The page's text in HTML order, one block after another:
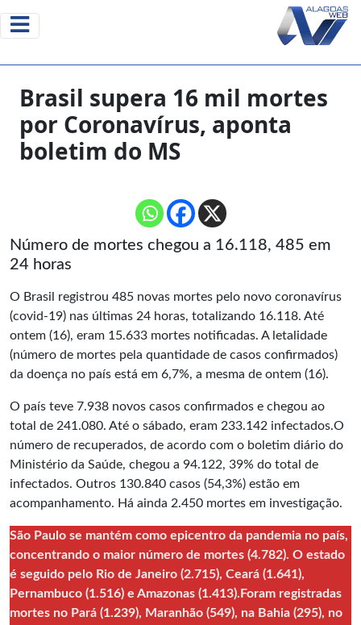
Brasil supera 16 mil mortes
por Coronavírus, aponta
boletim do MS
Número de mortes chegou a 16.118, 485 em
24 horas
O Brasil registrou 485 novas mortes pelo novo coronavírus
(covid-19) nas últimas 24 horas, totalizando 16.118. Até
ontem (16), eram 15.633 mortes notificadas. A letalidade
(número de mortes pela quantidade de casos confirmados)
da doença no país está em 6,7%, a mesma de ontem (16).
O país teve 7.938 novos casos confirmados e chegou ao
total de 241.080. Até o sábado, eram 233.142 infectados.O
número de recuperados, de acordo com o boletim diário do
Ministério da Saúde, chegou a 94.122, 39% do total de
infectados. Outros 130.840 casos (54,3%) estão em
acompanhamento. Há ainda 2.450 mortes em investigação.
São Paulo se mantém como epicentro da pandemia no país,
concentrando o maior número de mortes (4.782). O estado
é seguido pelo Rio de Janeiro (2.715), Ceará (1.641),
Pernambuco (1.516) e Amazonas (1.413).Foram registradas
mortes no Pará (1.239), Maranhão (549), na Bahia (295), no